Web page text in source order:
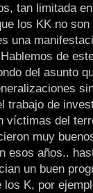
tan limitada
los KK no son
una
de
del asunto
trabajo de
víctimas del
muy
esos años..
un buen
K, por